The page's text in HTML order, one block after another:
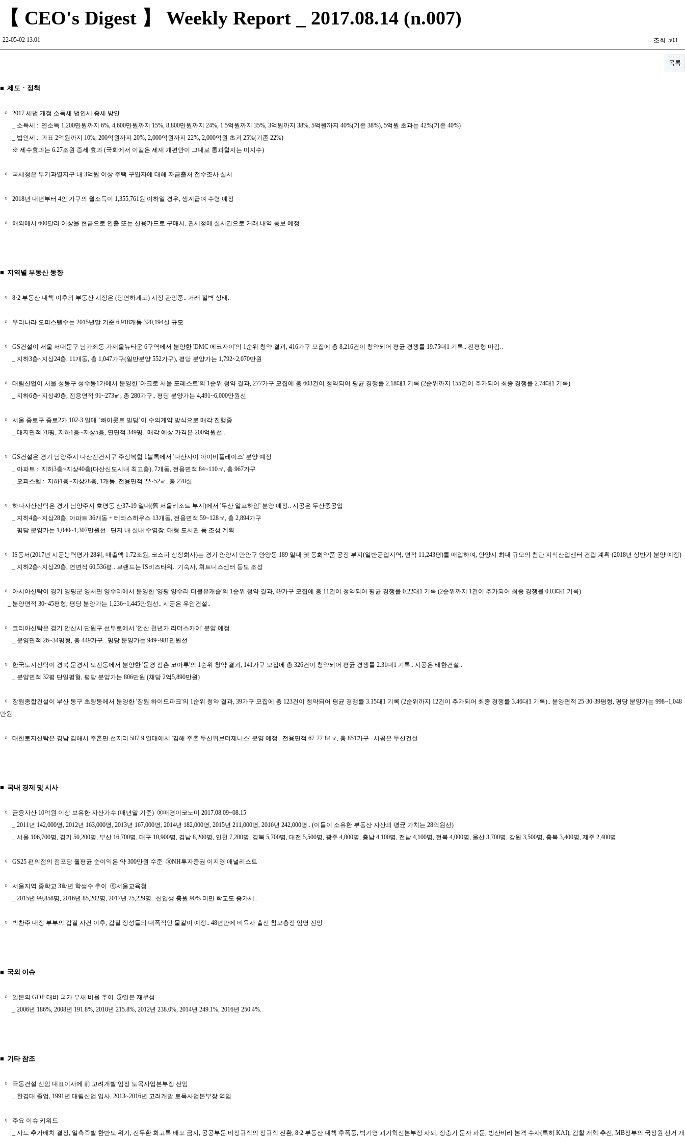
【 CEO's Digest 】 Weekly Report _ 2017.08.14 (n.007)
22-05-02 13:01 조회 503
목록
■ 제도ㆍ정책
￮
2017 세법 개정 소득세·법인세 증세 방안
_ 소득세 : 연소득 1,200만원까지 6%, 4,600만원까지 15%, 8,800만원까지 24%, 1.5억원까지 35%, 3억원까지 38%, 5억원까지 40%(기존 38%), 5억원 초과는 42%(기존 40%)
_ 법인세 : 과표 2억원까지 10%, 200억원까지 20%, 2,000억원까지 22%, 2,000억원 초과 25%(기존 22%)
※ 세수효과는 6.27조원 증세 효과 (국회에서 이같은 세재 개편안이 그대로 통과할지는 미지수)
￮ 국세청은 투기과열지구 내 3억원 이상 주택 구입자에 대해 자금출처 전수조사 실시
￮ 2018년 내년부터 4인 가구의 월소득이 1,355,761원 이하일 경우, 생계급여 수령 예정
￮ 해외에서 600달러 이상을 현금으로 인출 또는 신용카드로 구매시, 관세청에 실시간으로 거래 내역 통보 예정
■ 지역별 부동산 동향
￮ 8·2 부동산 대책 이후의 부동산 시장은 (당연하게도) 시장 관망중.. 거래 절벽 상태..
￮ 우리나라 오피스텔수는 2015년말 기준 6,918개동 320,194실 규모
￮
GS건설이 서울 서대문구 남가좌동 가재울뉴타운 6구역에서 분양한 'DMC 에코자이'의 1순위 청약 결과, 416가구 모집에 총 8,216건이 청약되어 평균 경쟁률 19.75대1 기록.. 전평형 마감..
_ 지하3층~지상24층, 11개동, 총 1,047가구(일반분양 552가구), 평당 분양가는 1,792~2,070만원
￮
대림산업이 서울 성동구 성수동1가에서 분양한 '아크로 서울 포레스트'의 1순위 청약 결과, 277가구 모집에 총 603건이 청약되어 평균 경쟁률 2.18대1 기록 (2순위까지 155건이 추가되어 최종 경쟁률 2.74대1 기록)
_ 지하6층~지상49층, 전용면적 91~273㎡, 총 280가구.. 평당 분양가는 4,491~6,000만원선
￮
서울 종로구 종로2가 102-3 일대 ‘빠이롯트 빌딩’이 수의계약 방식으로 매각 진행중
_ 대지면적 78평, 지하1층~지상5층, 연면적 349평.. 매각 예상 가격은 200억원선..
￮
GS건설은 경기 남양주시 다산진건지구 주상복합 1블록에서 '다산자이 아이비플레이스' 분양 예정
_ 아파트 : 지하3층~지상40층(다산신도시내 최고층), 7개동, 전용면적 84~110㎡, 총 967가구
_ 오피스텔 : 지하1층~지상28층, 1개동, 전용면적 22~52㎡, 총 270실
￮
하나자산신탁은 경기 남양주시 호평동 산37-19 일대(舊 서울리조트 부지)에서 '두산 알프하임' 분양 예정.. 시공은 두산중공업
_ 지하4층~지상28층, 아파트 36개동 + 테라스하우스 13개동, 전용면적 59~128㎡, 총 2,894가구
_ 평당 분양가는 1,040~1,307만원선.. 단지 내 실내 수영장, 대형 도서관 등 조성 계획
￮
IS동서(2017년 시공능력평가 28위, 매출액 1.72조원, 코스피 상장회사)는 경기 안양시 만안구 안양동 189 일대 옛 동화약품 공장 부지(일반공업지역, 면적 11,243평)를 매입하여, 안양시 최대 규모의 첨단 지식산업센터 건립 계획 (2018년 상반기 분양 예정)
_ 지하2층~지상29층, 연면적 60,536평.. 브랜드는 IS비즈타워.. 기숙사, 휘트니스센터 등도 조성
￮
아시아신탁이 경기 양평군 양서면 양수리에서 분양한 '양평 양수리 더블유캐슬'의 1순위 청약 결과, 49가구 모집에 총 11건이 청약되어 평균 경쟁률 0.22대1 기록 (2순위까지 1건이 추가되어 최종 경쟁률 0.03대1 기록)
_ 분양면적 30~45평형, 평당 분양가는 1,236~1,445만원선.. 시공은 우암건설..
￮
코리아신탁은 경기 안산시 단원구 선부로에서 '안산 천년가 리더스카이' 분양 예정
_ 분양면적 26~34평형, 총 449가구.. 평당 분양가는 949~981만원선
￮
한국토지신탁이 경북 문경시 모전동에서 분양한 '문경 점촌 코아루'의 1순위 청약 결과, 141가구 모집에 총 326건이 청약되어 평균 경쟁률 2.31대1 기록.. 시공은 태한건설..
_ 분양면적 32평 단일평형, 평당 분양가는 806만원 (채당 2억5,890만원)
￮
장원종합건설이 부산 동구 초량동에서 분양한 '장원 하이드파크'의 1순위 청약 결과, 39가구 모집에 총 123건이 청약되어 평균 경쟁률 3.15대1 기록 (2순위까지 12건이 추가되어 최종 경쟁률 3.46대1 기록).. 분양면적 25·30·39평형, 평당 분양가는 998~1,048
만원
￮ 대한토지신탁은 경남 김해시 주촌면 선지리 587-9 일대에서 '김해 주촌 두산위브더제니스' 분양 예정.. 전용면적 67·77·84㎡, 총 851가구.. 시공은 두산건설..
■ 국내 경제 및 시사
￮
금융자산 10억원 이상 보유한 자산가수 (매년말 기준) ⓢ매경이코노미 2017.08.09~08.15
_ 2011년 142,000명, 2012년 163,000명, 2013년 167,000명, 2014년 182,000명, 2015년 211,000명, 2016년 242,000명.. (이들이 소유한 부동산 자산의 평균 가치는 28억원선)
_ 서울 106,700명, 경기 50,200명, 부산 16,700명, 대구 10,900명, 경남 8,200명, 인천 7,200명, 경북 5,700명, 대전 5,500명, 광주 4,800명, 충남 4,100명, 전남 4,100명, 전북 4,000명, 울산 3,700명, 강원 3,500명, 충북 3,400명, 제주 2,400명
￮ GS25 편의점의 점포당 월평균 순이익은 약 300만원 수준 ⓢNH투자증권 이지영 애널리스트
￮
서울지역 중학교 3학년 학생수 추이 ⓢ서울교육청
_ 2015년 99,858명, 2016년 85,202명, 2017년 75,229명.. 신입생 충원 90% 미만 학교도 증가세..
￮ 박찬주 대장 부부의 갑질 사건 이후, 갑질 장성들의 대폭적인 물갈이 예정.. 48년만에 비육사 출신 참모총장 임명 전망
■ 국외 이슈
￮
일본의 GDP 대비 국가 부채 비율 추이 ⓢ일본 재무성
_ 2006년 186%, 2008년 191.8%, 2010년 215.8%, 2012년 238.0%, 2014년 249.1%, 2016년 250.4%..
■ 기타 참조
￮
극동건설 신임 대표이사에 前 고려개발 임정 토목사업본부장 선임
_ 한경대 졸업, 1991년 대림산업 입사, 2013~2016년 고려개발 토목사업본부장 역임
￮
주요 이슈 키워드
_ 사드 추가배치 결정, 일촉즉발 한반도 위기, 전두환 회고록 배포 금지, 공공부문 비정규직의 정규직 전환, 8·2 부동산 대책 후폭풍, 박기영 과기혁신본부장 사퇴, 장충기 문자 파문, 방산비리 본격 수사(특히 KAI), 검찰 개혁 추진, MB정부의 국정원 선거 개